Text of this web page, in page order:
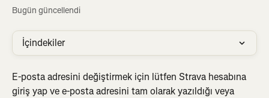
Bugün güncellendi
İçindekiler
E-posta adresini değiştirmek için lütfen Strava hesabına
giriş yap ve e-posta adresini tam olarak yazıldığı veya